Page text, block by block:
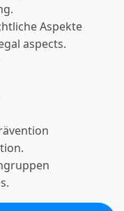
Aspekte
aspects.